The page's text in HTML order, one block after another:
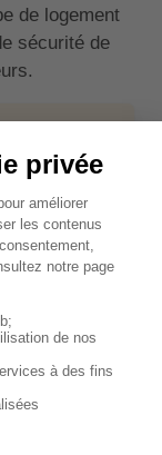
de logement
sécurité de
une
la formule
varie
plus élevé
spécifiques